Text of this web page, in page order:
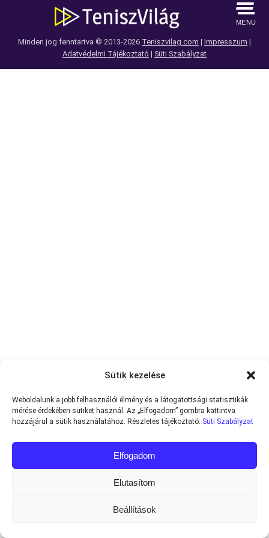
Sütik kezelése
Weboldalunk a jobb felhasználói élmény és a látogatottsági statisztikák
mérése érdekében sütiket használ. Az „Elfogadom” gombra kattintva
hozzájárul a sütik használatához. Részletes tájékoztató: Süti Szabályzat
Elfogadom
Elutasítom
Beállítások
MENU
Minden jog fenntartva © 2013-2026 Teniszvilag.com | Impresszum |
Adatvédelmi Tájékoztató | Süti Szabályzat